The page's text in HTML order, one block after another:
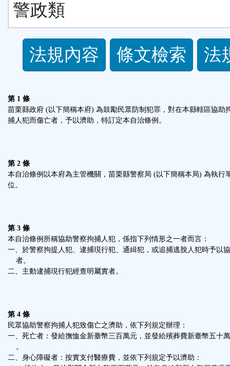
警政類
規
功
能
鈕
法規內容 條文檢索 法
第 1 條
苗栗縣政府 (以下簡稱本府) 為鼓勵民眾防制犯罪，對在本縣轄區協助
捕人犯而傷亡者，予以濟助，特訂定本自治條例。
第 2 條
本自治條例以本府為主管機關，苗栗縣警察局 (以下簡稱本局) 為執行
位。
第 3 條
本自治條例所稱協助警察拘捕人犯，係指下列情形之一者而言：
一、於警察拘提人犯、逮捕現行犯、通緝犯，或追捕逃脫人犯時予以
者。
二、主動逮捕現行犯經查明屬實者。
第 4 條
民眾協助警察拘捕人犯致傷亡之濟助，依下列規定辦理：
一、死亡者：發給撫恤金新臺幣三百萬元，並發給殯葬費新臺幣五十
。
二、身心障礙者：按實支付醫療費，並依下列規定予以濟助：